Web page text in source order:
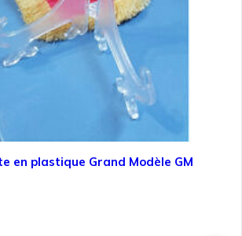
en plastique Grand Modèle GM